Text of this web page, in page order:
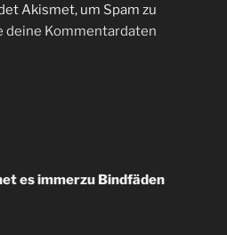
Akismet, um Spam zu
deine Kommentardaten
es immerzu Bindfäden